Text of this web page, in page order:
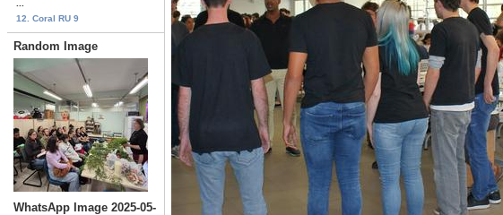
12. Coral RU 9
Random Image
WhatsApp Image 2025-05-